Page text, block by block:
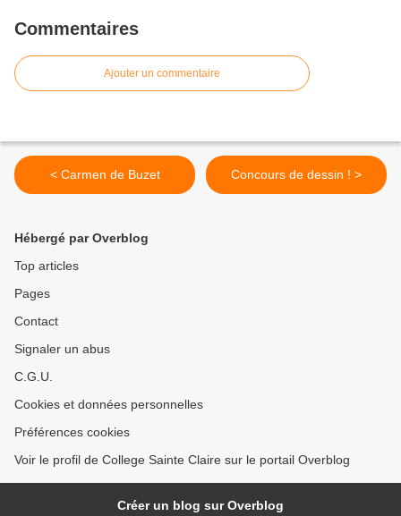
Commentaires
Ajouter un commentaire
< Carmen de Buzet Concours de dessin ! >
Hébergé par Overblog
Top articles
Pages
Contact
Signaler un abus
C.G.U.
Cookies et données personnelles
Préférences cookies
Voir le profil de College Sainte Claire sur le portail Overblog
Créer un blog sur Overblog